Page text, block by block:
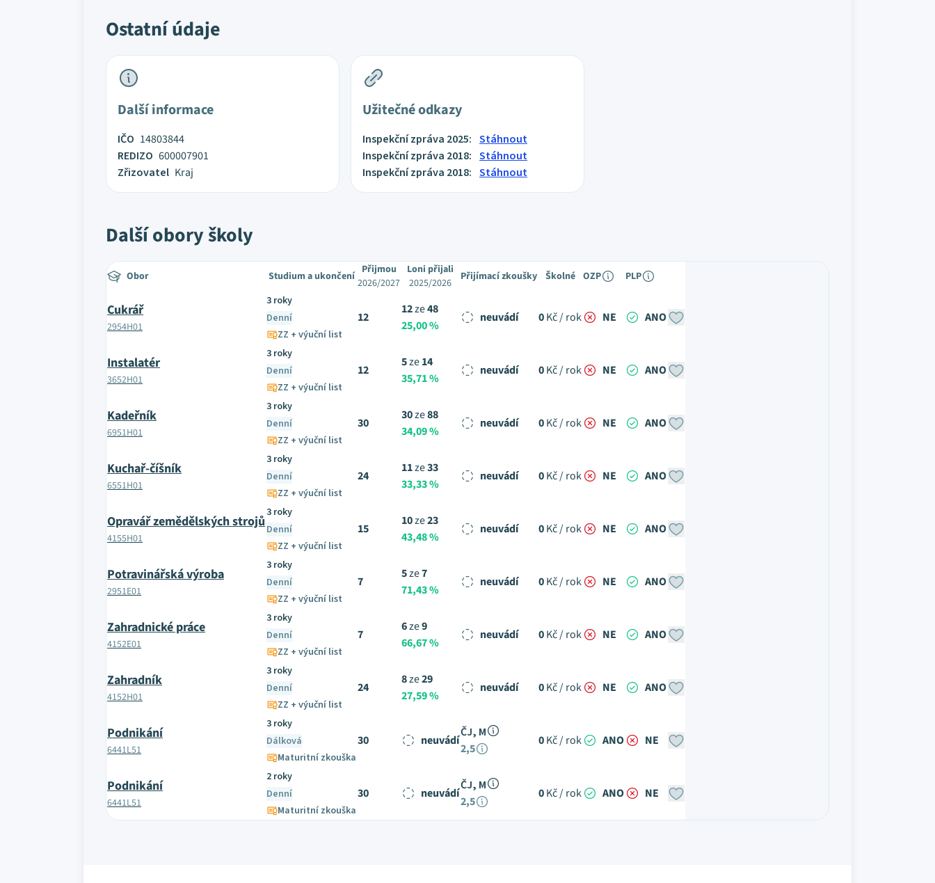
Ostatní údaje
Další informace
IČO 14803844
REDIZO 600007901
Zřizovatel Kraj
Užitečné odkazy
Inspekční zpráva 2025: Stáhnout
Inspekční zpráva 2018: Stáhnout
Inspekční zpráva 2018: Stáhnout
Další obory školy
Obor Studium a ukončení Přijmou
2026/2027
Loni přijali
2025/2026
Přijímací zkoušky Školné OZP PLP
Cukrář
2954H01
3 roky
Denní
ZZ + výuční list
12
12ze48
25,00 %
neuvádí 0Kč / rok NE ANO
Instalatér
3652H01
3 roky
Denní
ZZ + výuční list
12
5ze14
35,71 %
neuvádí 0Kč / rok NE ANO
Kadeřník
6951H01
3 roky
Denní
ZZ + výuční list
30
30ze88
34,09 %
neuvádí 0Kč / rok NE ANO
Kuchař-číšník
6551H01
3 roky
Denní
ZZ + výuční list
24
11ze33
33,33 %
neuvádí 0Kč / rok NE ANO
Opravář zemědělských strojů
4155H01
3 roky
Denní
ZZ + výuční list
15
10ze23
43,48 %
neuvádí 0Kč / rok NE ANO
Potravinářská výroba
2951E01
3 roky
Denní
ZZ + výuční list
7
5ze7
71,43 %
neuvádí 0Kč / rok NE ANO
Zahradnické práce
4152E01
3 roky
Denní
ZZ + výuční list
7
6ze9
66,67 %
neuvádí 0Kč / rok NE ANO
Zahradník
4152H01
3 roky
Denní
ZZ + výuční list
24
8ze29
27,59 %
neuvádí 0Kč / rok NE ANO
Podnikání
6441L51
3 roky
Dálková
Maturitní zkouška
30 neuvádí
ČJ, M
2,5
0Kč / rok ANO NE
Podnikání
6441L51
2 roky
Denní
Maturitní zkouška
30 neuvádí
ČJ, M
2,5
0Kč / rok ANO NE